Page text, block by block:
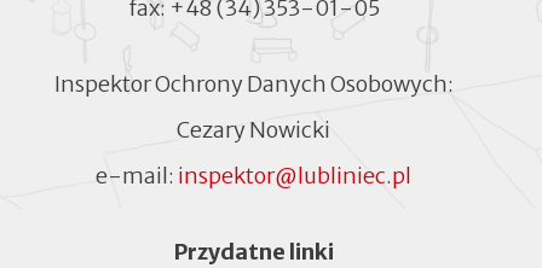
fax: +48 (34) 353-01-05
Inspektor Ochrony Danych Osobowych:
Cezary Nowicki
e-mail: inspektor@lubliniec.pl
MenuPrzydatne linki